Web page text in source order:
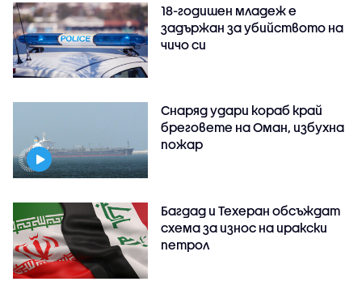
18-годишен младеж е
задържан за убийството на
чичо си
Снаряд удари кораб край
бреговете на Оман, избухна
пожар
Багдад и Техеран обсъждат
схема за износ на иракски
петрол